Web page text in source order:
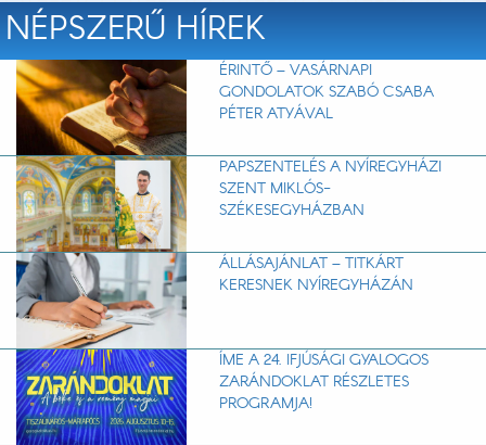
NÉPSZERŰ HÍREK
ÉRINTŐ – VASÁRNAPI
GONDOLATOK SZABÓ CSABA
PÉTER ATYÁVAL
PAPSZENTELÉS A NYÍREGYHÁZI
SZENT MIKLÓS-
SZÉKESEGYHÁZBAN
ÁLLÁSAJÁNLAT – TITKÁRT
KERESNEK NYÍREGYHÁZÁN
ÍME A 24. IFJÚSÁGI GYALOGOS
ZARÁNDOKLAT RÉSZLETES
PROGRAMJA!